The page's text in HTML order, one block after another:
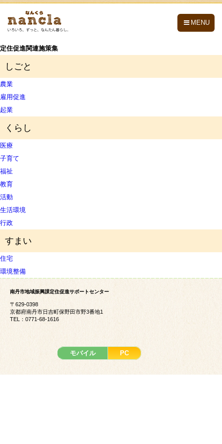
MENU
定住促進関連施策集
しごと
農業
雇用促進
起業
くらし
医療
子育て
福祉
教育
活動
生活環境
行政
すまい
住宅
環境整備
南丹市地域振興課定住促進サポートセンター
〒629-0398
京都府南丹市日吉町保野田市野3番地1
TEL：0771-68-1616
モバイル PC